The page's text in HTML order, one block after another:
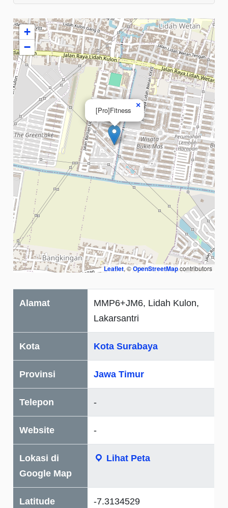
[Pro]Fitness
×
+
−
Leaflet, ©OpenStreetMapcontributors
Alamat
MMP6+JM6, Lidah Kulon,
Lakarsantri
Kota Kota Surabaya
Provinsi Jawa Timur
Telepon -
Website -
Lokasi di
Google Map
Lihat Peta
Latitude -7.3134529